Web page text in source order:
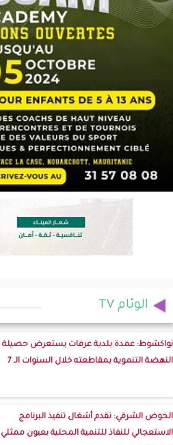
الوئام TV
نواكشوط: عمدة بلدية عرفات يستعرض حصيلة
النهضة التنموية بمقاطعته خلال السنوات الـ 7
الحوض الشرقي: تقدم أشغال تنفيذ البرنامج
الاستعجالي للنفاذ للتنمية المحلية بعيون ممثلي